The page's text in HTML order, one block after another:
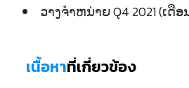
ວາງຈຳຫນ່າຍ Q4 2021 (ເດື
เนื้อหาที่เกี่ยวข้อง